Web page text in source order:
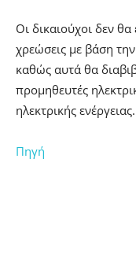
Οι δικαιούχοι δεν θα
χρεώσεις με βάση
καθώς αυτά θα
προμηθευτές
ηλεκτρικής ενέργειας.
Πηγή